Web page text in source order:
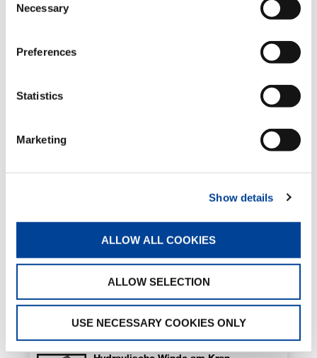
Selection
Necessary
Preferences
Statistics
Marketing
Show details
ALLOW ALL COOKIES
ALLOW SELECTION
USE NECESSARY COOKIES ONLY
Hydraulische klappbare Abstützungen
Optional
Hydraulische teleskopierbare